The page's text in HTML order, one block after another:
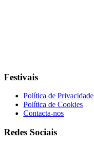
Festivais
Política de Privacidade
Política de Cookies
Contacta-nos
Redes Sociais